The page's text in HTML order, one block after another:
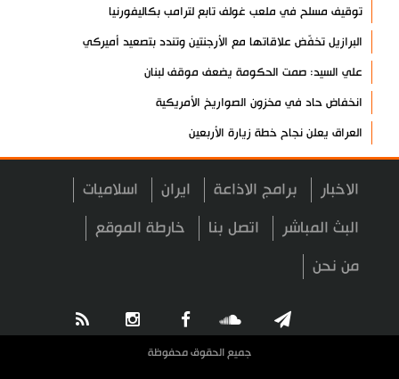
توقيف مسلح في ملعب غولف تابع لترامب بكاليفورنيا
البرازيل تخفّض علاقاتها مع الأرجنتين وتندد بتصعيد أميركي
علي السيد: صمت الحكومة يضعف موقف لبنان
انخفاض حاد في مخزون الصواريخ الأمريكية
العراق يعلن نجاح خطة زيارة الأربعين
رضائي: إيران جاهزة للدفاع عن سيادتها
رئيس بلدية طهران يلتقي مع متولي العتبة الحسينية ومحافظ كربلاء
تقرير مصور.. مراسم عزاء الأربعين بجوار مكان استشهاد الإمام
فريق طبي إيراني ينقذ حياة طفل عراقي بأعجوبة+ فيديو
الشيخ قاسم: المقاومة مستمرة ما دام الاحتلال موجودا
حمادة: إيران تشكل لاعبا رئيسا على خارطة العالم
الاخبار برامج الاذاعة ايران اسلاميات
البث المباشر اتصل بنا خارطة الموقع
من نحن
جميع الحقوق محفوظة